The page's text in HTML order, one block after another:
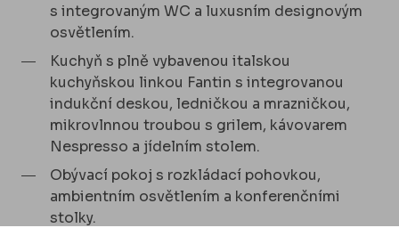
s integrovaným WC a luxusním designovým
osvětlením.
Kuchyň s plně vybavenou italskou
kuchyňskou linkou Fantin s integrovanou
indukční deskou, ledničkou a mrazničkou,
mikrovlnnou troubou s grilem, kávovarem
Nespresso a jídelním stolem.
Obývací pokoj s rozkládací pohovkou,
ambientním osvětlením a konferenčními
stolky.